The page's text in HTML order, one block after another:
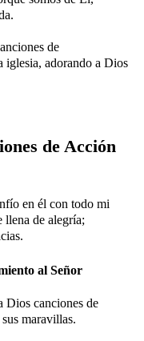
de
iglesia, adorando a Dios
de Acción
en él con todo mi
llena de alegría;
al Señor
Dios canciones de
maravillas.